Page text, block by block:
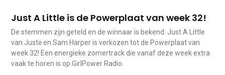
Just A Little is de Powerplaat van week 32!
De stemmen zijn geteld en de winnaar is bekend: Just A Little
van Justė en Sam Harper is verkozen tot de Powerplaat van
week 32! Een energieke zomertrack die vanaf deze week extra
vaak te horen is op GirlPower Radio.